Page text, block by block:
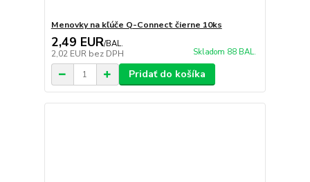
Menovky na kľúče Q-Connect čierne 10ks
2,49 EUR/BAL.
2,02 EUR bez DPH Skladom 88 BAL.
Pridať do košíka